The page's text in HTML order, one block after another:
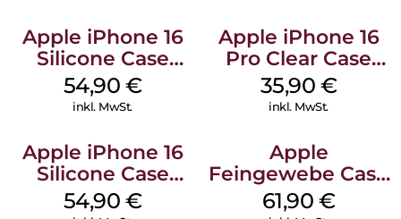
Apple iPhone 16
Silicone Case
MagSafe Lake
Green
54,90 €
inkl. MwSt.
Apple iPhone 16
Pro Clear Case
MagSafe
Transparent
35,90 €
inkl. MwSt.
Apple iPhone 16
Silicone Case
MagSafe Black
54,90 €
Apple
Feingewebe Case
iPhone 15 Pro
61,90 €